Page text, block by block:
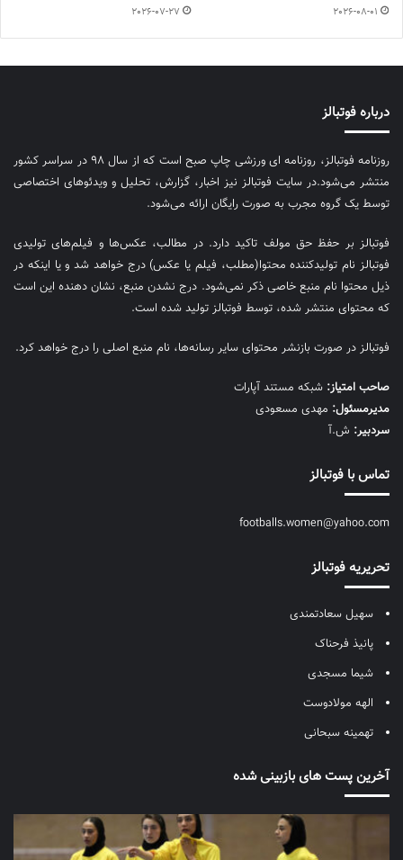
2026-08-01
2026-07-27
درباره فوتبالز
روزنامه فوتبالز، روزنامه ای ورزشی چاپ صبح است که از سال ۹۸ در سراسر کشور
منتشر می‌شود.در سایت فوتبالز نیز اخبار، گزارش، تحلیل و ویدئوهای اختصاصی
توسط یک گروه مجرب به صورت رایگان ارائه می‌شود.
فوتبالز بر حفظ حق مولف تاکید دارد. در مطالب، عکس‌ها و فیلم‌های تولیدی
فوتبالز نام تولیدکننده محتوا(مطلب، فیلم یا عکس) درج خواهد شد و یا اینکه در
ذیل محتوا نام منبع خاصی ذکر نمی‌‎شود. درج نشدن منبع، نشان دهنده این است
که محتوای منتشر شده، توسط فوتبالز تولید شده است.
فوتبالز در صورت بازنشر محتوای سایر رسانه‌ها، نام منبع اصلی را درج خواهد کرد.
صاحب امتیاز: شبکه مستند آپارات
مديرمسئول: مهدی مسعودی
سردبیر: ش.آ
تماس با فوتبالز
footballs.women@yahoo.com
تحریریه فوتبالز
سهیل سعادتمندی
پانیذ فرحناک
شیما مسجدی
الهه مولادوست
تهمینه سبحانی
آخرین پست های بازبینی شده